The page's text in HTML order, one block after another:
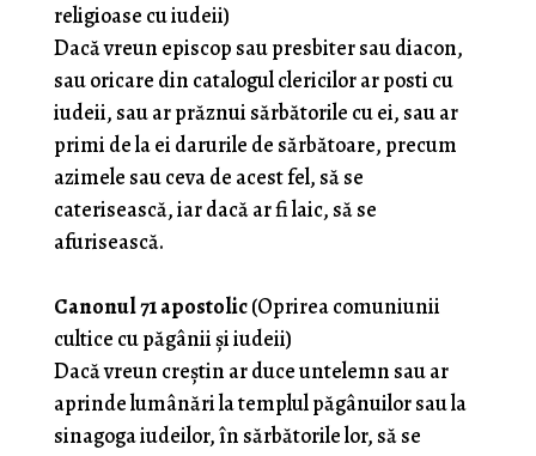
religioase cu iudeii)
Dacă vreun episcop sau presbiter sau diacon,
sau oricare din catalogul clericilor ar posti cu
iudeii, sau ar prăznui sărbătorile cu ei, sau ar
primi de la ei darurile de sărbătoare, precum
azimele sau ceva de acest fel, să se
caterisească, iar dacă ar fi laic, să se
afurisească.
Canonul 71 apostolic(Oprirea comuniunii
cultice cu păgânii şi iudeii)
Dacă vreun creştin ar duce untelemn sau ar
aprinde lumânări la templul păgânuilor sau la
sinagoga iudeilor, în sărbătorile lor, să se